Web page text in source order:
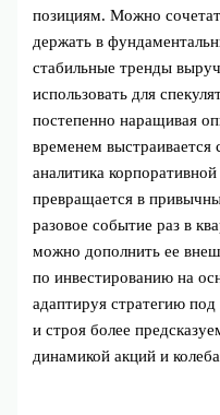
позициям. Можно
держать в
стабильные тренды
использовать для
постепенно наращивая
временем выстраивается
аналитика
превращается в
разовое событие раз в
можно дополнить ее
по инвестированию на
адаптируя стратегию
и строя более
динамикой акций и